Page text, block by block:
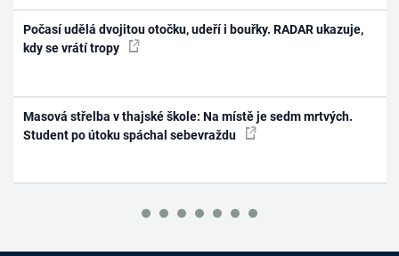
Počasí udělá dvojitou otočku, udeří i bouřky. RADAR ukazuje,
kdy se vrátí tropy
Masová střelba v thajské škole: Na místě je sedm mrtvých.
Student po útoku spáchal sebevraždu